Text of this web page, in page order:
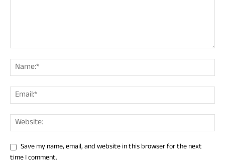
Save my name, email, and website in this browser for the next
time I comment.